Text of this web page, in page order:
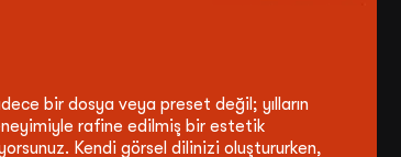
bir dosya veya preset değil; yılların
rafine edilmiş bir estetik
Kendi görsel dilinizi oluştururken,